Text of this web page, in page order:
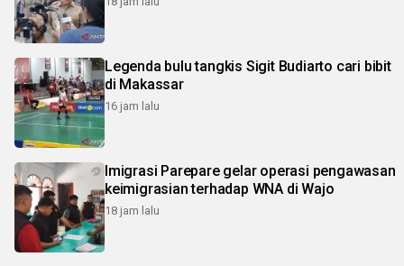
Legenda bulu tangkis Sigit Budiarto cari bibit
di Makassar
16 jam lalu
Imigrasi Parepare gelar operasi pengawasan
keimigrasian terhadap WNA di Wajo
18 jam lalu